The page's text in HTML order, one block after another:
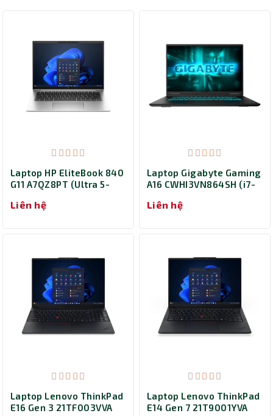
Laptop HP EliteBook 840
G11 A7QZ8PT (Ultra 5-
512GB/ 14 inch Touch/
Liên hệ
Laptop Gigabyte Gaming
A16 CWHI3VN864SH (i7-
1TB/ RTX 5070 8GB/
Liên hệ
Laptop Lenovo ThinkPad
E16 Gen 3 21TF003VVA
Laptop Lenovo ThinkPad
E14 Gen 7 21T9001YVA